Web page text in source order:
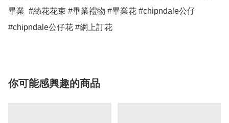
畢業  #絲花花束 #畢業禮物 #畢業花 #chipndale公仔
#chipndale公仔花 #網上訂花
你可能感興趣的商品